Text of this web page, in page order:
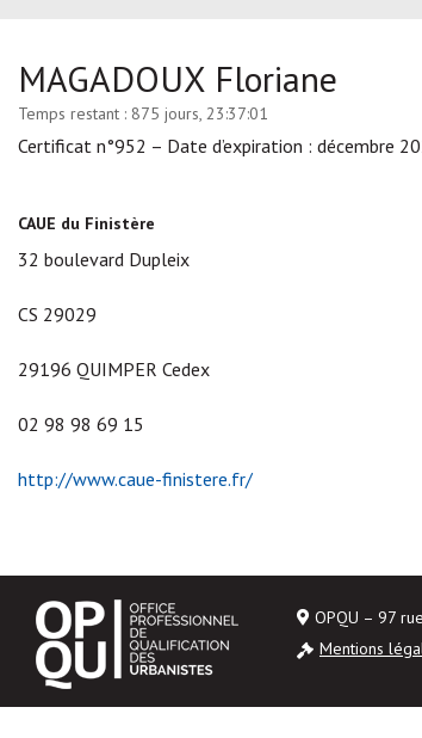
MAGADOUX Floriane
Temps restant : 875 jours, 23:37:01
Certificat n°952 – Date d’expiration : décembre
CAUE du Finistère
32 boulevard Dupleix
CS 29029
29196 QUIMPER Cedex
02 98 98 69 15
http://www.caue-finistere.fr/
OPQU – 97
Mentions